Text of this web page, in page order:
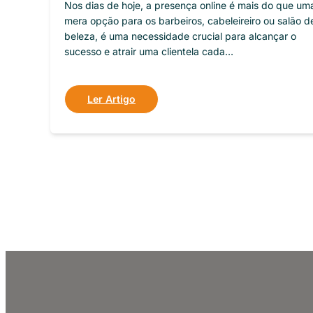
Nos dias de hoje, a presença online é mais do que
mera opção para os barbeiros, cabeleireiro ou salão
beleza, é uma necessidade crucial para alcançar o
sucesso e atrair uma clientela cada…
Ler Artigo